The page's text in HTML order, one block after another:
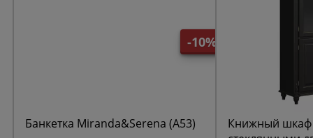
-10%
Банкетка Miranda&Serena (A53)
Книжный шкаф